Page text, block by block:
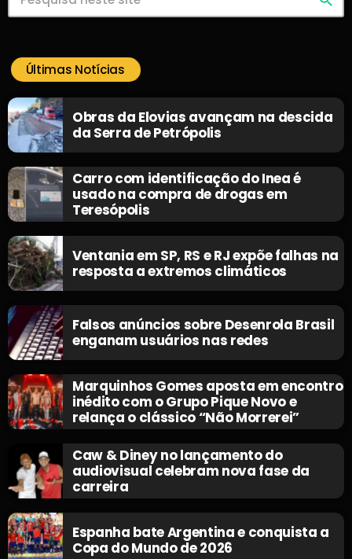
Últimas Notícias
Obras da Elovias avançam na descida
da Serra de Petrópolis
Carro com identificação do Inea é
usado na compra de drogas em
Teresópolis
Ventania em SP, RS e RJ expõe falhas na
resposta a extremos climáticos
Falsos anúncios sobre Desenrola Brasil
enganam usuários nas redes
Marquinhos Gomes aposta em encontro
inédito com o Grupo Pique Novo e
relança o clássico “Não Morrerei”
Caw & Diney no lançamento do
audiovisual celebram nova fase da
carreira
Espanha bate Argentina e conquista a
Copa do Mundo de 2026